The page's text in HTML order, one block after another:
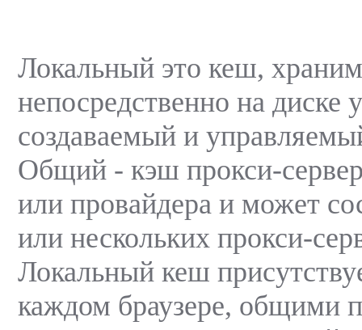
Локальный это кеш,
непосредственно на диске
создаваемый и
Общий - кэш прокси-
или провайдера и может
или нескольких прокси-
Локальный кеш
каждом браузере, общими